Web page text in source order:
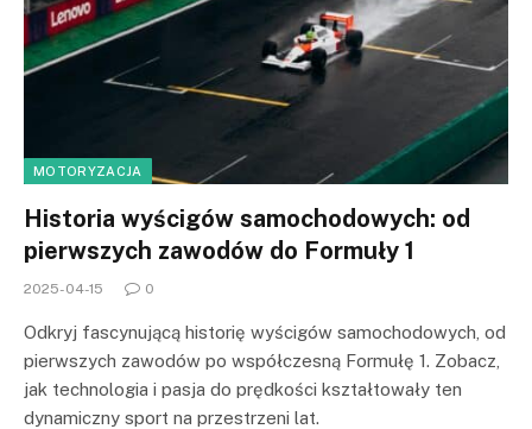
MOTORYZACJA
Historia wyścigów samochodowych: od
pierwszych zawodów do Formuły 1
2025-04-15 0
Odkryj fascynującą historię wyścigów samochodowych, od
pierwszych zawodów po współczesną Formułę 1. Zobacz,
jak technologia i pasja do prędkości kształtowały ten
dynamiczny sport na przestrzeni lat.